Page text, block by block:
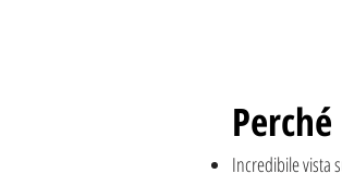
Incredibile vista